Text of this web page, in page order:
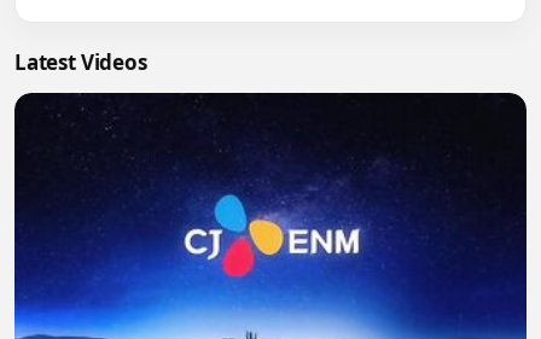
Latest Videos